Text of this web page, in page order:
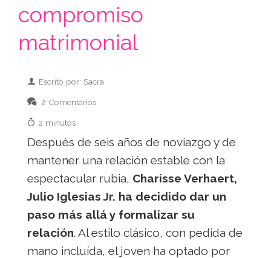
compromiso
matrimonial
Escrito por: Sacra
2 Comentarios
2 minutos
Después de seis años de noviazgo y de
mantener una relación estable con la
espectacular rubia, Charisse Verhaert,
Julio Iglesias Jr. ha decidido dar un
paso más allá y formalizar su
relación. Al estilo clásico, con pedida de
mano incluída, el joven ha optado por